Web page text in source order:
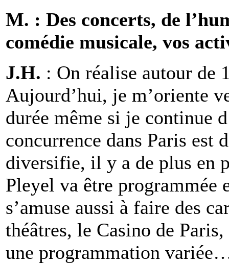
M. : Des concerts, de
comédie musicale, vos
J.H. : On réalise autour de
Aujourd’hui, je m’oriente
durée même si je continue
concurrence dans Paris est
diversifie, il y a de plus en
Pleyel va être programmée
s’amuse aussi à faire des
théâtres, le Casino de
une programmation